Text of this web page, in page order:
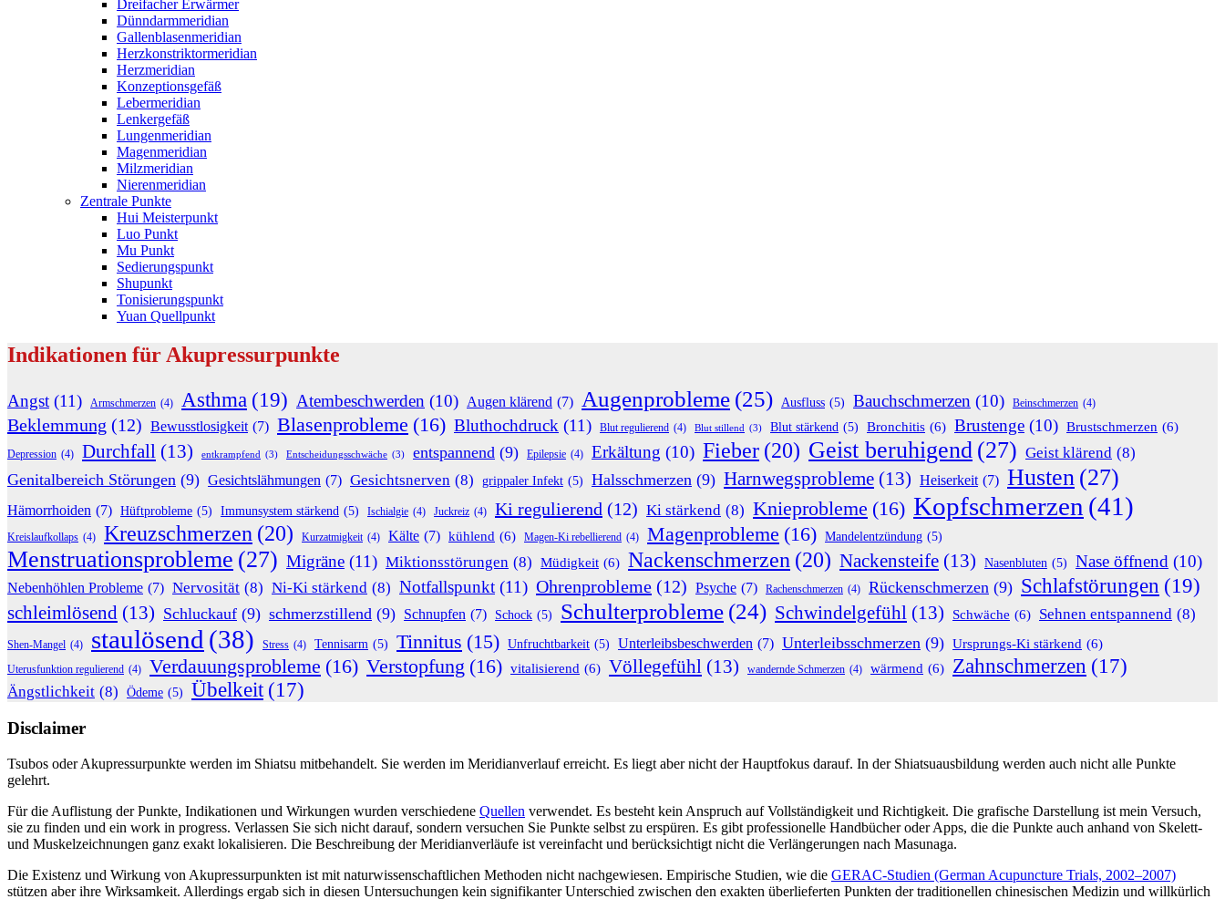
Dreifacher Erwärmer
Dünndarmmeridian
Gallenblasenmeridian
Herzkonstriktormeridian
Herzmeridian
Konzeptionsgefäß
Lebermeridian
Lenkergefäß
Lungenmeridian
Magenmeridian
Milzmeridian
Nierenmeridian
Zentrale Punkte
Hui Meisterpunkt
Luo Punkt
Mu Punkt
Sedierungspunkt
Shupunkt
Tonisierungspunkt
Yuan Quellpunkt
Indikationen für Akupressurpunkte
Angst (11) Armschmerzen (4) Asthma (19) Atembeschwerden (10) Augen klärend (7) Augenprobleme (25) Ausfluss (5) Bauchschmerzen (10) Beinschmerzen (4)
Beklemmung (12) Bewusstlosigkeit (7) Blasenprobleme (16) Bluthochdruck (11) Blut regulierend (4) Blut stillend (3) Blut stärkend (5) Bronchitis (6) Brustenge (10) Brustschmerzen (6)
Depression (4) Durchfall (13) entkrampfend (3) Entscheidungsschwäche (3) entspannend (9) Epilepsie (4) Erkältung (10) Fieber (20) Geist beruhigend (27) Geist klärend (8)
Genitalbereich Störungen (9) Gesichtslähmungen (7) Gesichtsnerven (8) grippaler Infekt (5) Halsschmerzen (9) Harnwegsprobleme (13) Heiserkeit (7) Husten (27)
Hämorrhoiden (7) Hüftprobleme (5) Immunsystem stärkend (5) Ischialgie (4) Juckreiz (4) Ki regulierend (12) Ki stärkend (8) Knieprobleme (16) Kopfschmerzen (41)
Kreislaufkollaps (4) Kreuzschmerzen (20) Kurzatmigkeit (4) Kälte (7) kühlend (6) Magen-Ki rebellierend (4) Magenprobleme (16) Mandelentzündung (5)
Menstruationsprobleme (27) Migräne (11) Miktionsstörungen (8) Müdigkeit (6) Nackenschmerzen (20) Nackensteife (13) Nasenbluten (5) Nase öffnend (10)
Nebenhöhlen Probleme (7) Nervosität (8) Ni-Ki stärkend (8) Notfallspunkt (11) Ohrenprobleme (12) Psyche (7) Rachenschmerzen (4) Rückenschmerzen (9) Schlafstörungen (19)
schleimlösend (13) Schluckauf (9) schmerzstillend (9) Schnupfen (7) Schock (5) Schulterprobleme (24) Schwindelgefühl (13) Schwäche (6) Sehnen entspannend (8)
Shen-Mangel (4) staulösend (38) Stress (4) Tennisarm (5) Tinnitus (15) Unfruchtbarkeit (5) Unterleibsbeschwerden (7) Unterleibsschmerzen (9) Ursprungs-Ki stärkend (6)
Uterusfunktion regulierend (4) Verdauungsprobleme (16) Verstopfung (16) vitalisierend (6) Völlegefühl (13) wandernde Schmerzen (4) wärmend (6) Zahnschmerzen (17)
Ängstlichkeit (8) Ödeme (5) Übelkeit (17)
Disclaimer
Tsubos oder Akupressurpunkte werden im Shiatsu mitbehandelt. Sie werden im Meridianverlauf erreicht. Es liegt aber nicht der Hauptfokus darauf. In der Shiatsuausbildung werden auch nicht alle Punkte
gelehrt.
Für die Auflistung der Punkte, Indikationen und Wirkungen wurden verschiedene Quellen verwendet. Es besteht kein Anspruch auf Vollständigkeit und Richtigkeit. Die grafische Darstellung ist mein Versuch,
sie zu finden und ein work in progress. Verlassen Sie sich nicht darauf, sondern versuchen Sie Punkte selbst zu erspüren. Es gibt professionelle Handbücher oder Apps, die die Punkte auch anhand von Skelett-
und Muskelzeichnungen ganz exakt lokalisieren. Die Beschreibung der Meridianverläufe ist vereinfacht und berücksichtigt nicht die Verlängerungen nach Masunaga.
Die Existenz und Wirkung von Akupressurpunkten ist mit naturwissenschaftlichen Methoden nicht nachgewiesen. Empirische Studien, wie die GERAC-Studien (German Acupuncture Trials, 2002–2007)
stützen aber ihre Wirksamkeit. Allerdings ergab sich in diesen Untersuchungen kein signifikanter Unterschied zwischen den exakten überlieferten Punkten der traditionellen chinesischen Medizin und willkürlich